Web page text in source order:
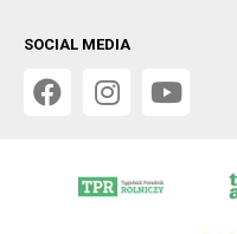
SOCIAL MEDIA